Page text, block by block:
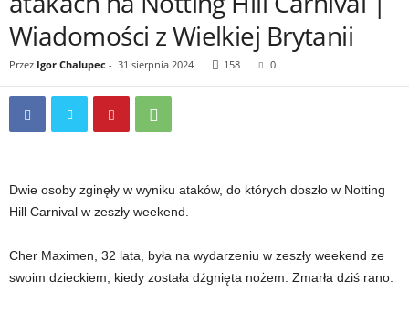
Wiadomości z Wielkiej Brytanii
Przez Igor Chalupec - 31 sierpnia 2024 158 0
Dwie osoby zginęły w wyniku ataków, do których doszło w Notting
Hill Carnival w zeszły weekend.
Cher Maximen, 32 lata, była na wydarzeniu w zeszły weekend ze
swoim dzieckiem, kiedy została dźgnięta nożem. Zmarła dziś rano.